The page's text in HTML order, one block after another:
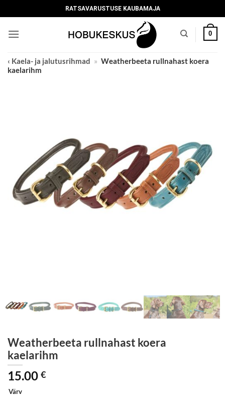
to
content
RATSAVARUSTUSE KAUBAMAJA
0
‹ Kaela- ja jalutusrihmad » Weatherbeeta rullnahast koera
kaelarihm
Weatherbeeta rullnahast koera
kaelarihm
15.00 €
Värv